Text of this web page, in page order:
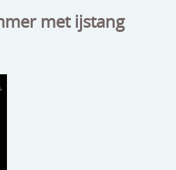
met ijstang